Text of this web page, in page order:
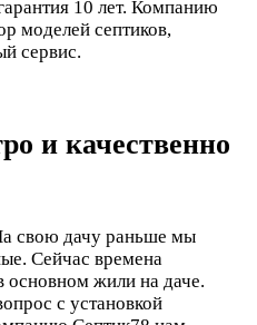
10 лет. Компанию
моделей септиков,
сервис.
и качественно
свою дачу раньше мы
Сейчас времена
основном жили на даче.
с установкой